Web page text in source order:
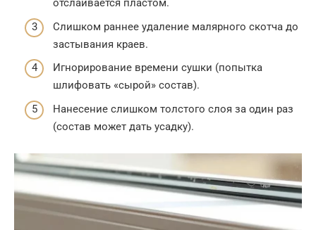
отслаивается пластом.
Слишком раннее удаление малярного скотча до
застывания краев.
Игнорирование времени сушки (попытка
шлифовать «сырой» состав).
Нанесение слишком толстого слоя за один раз
(состав может дать усадку).